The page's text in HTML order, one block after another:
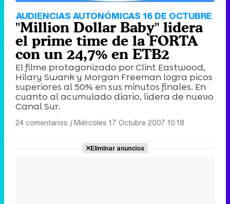
AUDIENCIAS AUTONÓMICAS 16 DE OCTUBRE
"Million Dollar Baby" lidera
el prime time de la FORTA
con un 24,7% en ETB2
El filme protagonizado por Clint Eastwood,
Hilary Swank y Morgan Freeman logra picos
superiores al 50% en sus minutos finales. En
cuanto al acumulado diario, lidera de nuevo
Canal Sur.
24 comentarios |Miércoles 17 Octubre 2007 10:18
Eliminar anuncios